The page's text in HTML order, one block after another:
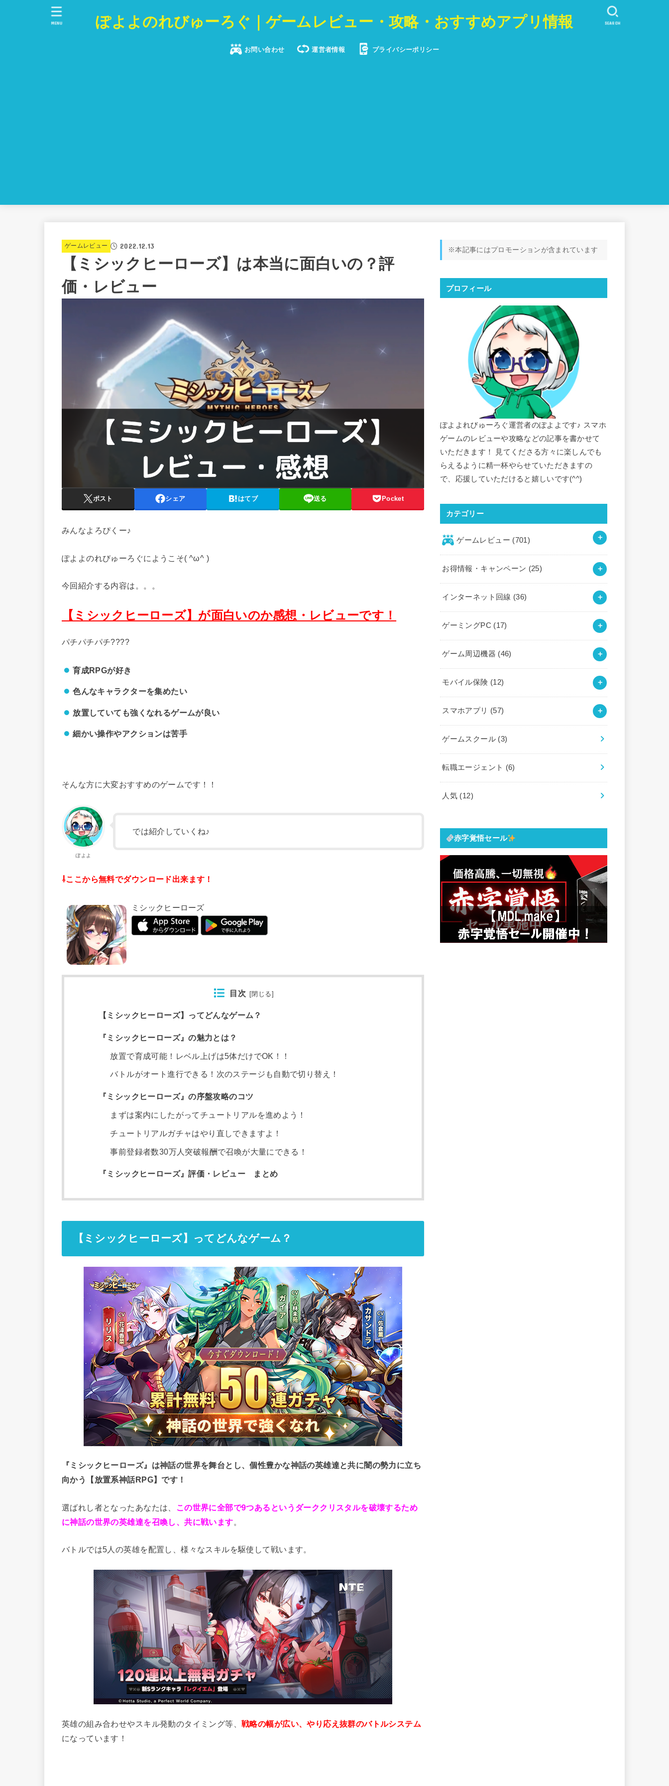
ぽよよのれびゅーろぐ｜ゲームレビュー・攻略・おすすめアプリ情報
お問い合わせ 運営者情報 プライバシーポリシー
SEARCH
MENU
ゲームレビュー 2022.12.13
【ミシックヒーローズ】は本当に面白いの？評
価・レビュー
ポスト シェア はてブ 送る Pocket
みんなよろぴくー♪
ぽよよのれびゅーろぐにようこそ( ^ω^ )
今回紹介する内容は。。。
【ミシックヒーローズ】が面白いのか感想・レビューです！
パチパチパチ????
育成RPGが好き
色んなキャラクターを集めたい
放置していても強くなれるゲームが良い
細かい操作やアクションは苦手
そんな方に大変おすすめのゲームです！！
ぽよよ
では紹介していくね♪
⇩ここから無料でダウンロード出来ます！
ミシックヒーローズ
目次 [閉じる]
【ミシックヒーローズ】ってどんなゲーム？
『ミシックヒーローズ』の魅力とは？
放置で育成可能！レベル上げは5体だけでOK！！
バトルがオート進行できる！次のステージも自動で切り替え！
『ミシックヒーローズ』の序盤攻略のコツ
まずは案内にしたがってチュートリアルを進めよう！
チュートリアルガチャはやり直しできますよ！
事前登録者数30万人突破報酬で召喚が大量にできる！
『ミシックヒーローズ』評価・レビュー まとめ
【ミシックヒーローズ】ってどんなゲーム？
『ミシックヒーローズ』は神話の世界を舞台とし、個性豊かな神話の英雄達と共に闇の勢力に立ち
向かう【放置系神話RPG】です！
選ばれし者となったあなたは、
この世界に全部で9つあるというダーククリスタルを破壊するため
に神話の世界の英雄達を召喚し、共に戦います
バトルでは5人の英雄を配置し、様々なスキルを駆使して戦います。
英雄の組み合わせやスキル発動のタイミング等、戦略の幅が広い、やり応え抜群のバトルシステム
になっています！
※本記事にはプロモーションが含まれています
プロフィール
ぽよよれびゅーろぐ運営者のぽよよです♪ スマホ
ゲームのレビューや攻略などの記事を書かせて
いただきます！ 見てくださる方々に楽しんでも
らえるように精一杯やらせていただきますの
で、応援していただけると嬉しいです(^^)
カテゴリー
ゲームレビュー (701)
お得情報・キャンペーン (25)
インターネット回線 (36)
ゲーミングPC (17)
ゲーム周辺機器 (46)
モバイル保険 (12)
スマホアプリ (57)
ゲームスクール (3)
転職エージェント (6)
人気 (12)
赤字覚悟セール